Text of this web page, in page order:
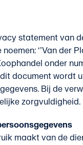
statement van
noemen: ‘’Van der
onder
document wordt
Bij de
zorgvuldigheid.
maakt van de